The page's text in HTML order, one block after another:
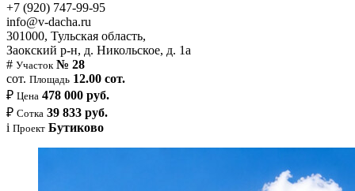
+7 (920) 747-99-95
info@v-dacha.ru
301000, Тульская область,
Заокский р-н, д. Никольское, д. 1а
# Участок № 28
сот. Площадь 12.00 сот.
₽ Цена 478 000 руб.
₽ Сотка 39 833 руб.
i Проект Бутиково